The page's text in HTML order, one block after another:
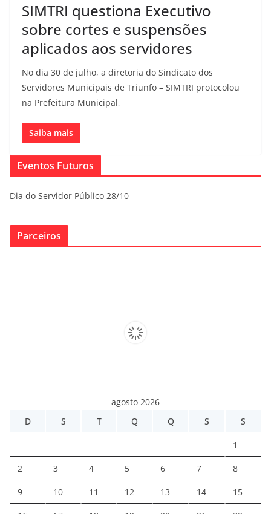
SIMTRI questiona Executivo
sobre cortes e suspensões
aplicados aos servidores
No dia 30 de julho, a diretoria do Sindicato dos
Servidores Municipais de Triunfo – SIMTRI protocolou
na Prefeitura Municipal,
Saiba mais
Eventos Futuros
Dia do Servidor Público 28/10
Parceiros
agosto 2026
D
S T Q Q S S
1
2 3 4 5 6 7 8
9 10 11 12 13 14 15